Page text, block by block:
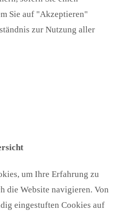
Sie auf "Akzeptieren"
zur Nutzung aller
um Ihre Erfahrung zu
die Website navigieren. Von
eingestuften Cookies auf